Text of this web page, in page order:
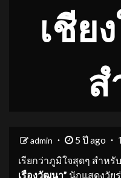
เชีย
ส
admin 5 ปี ago
เรียกว่าภูมิใจสุดๆ สำห
เรืองวัฒนา” นักแสดงวัย